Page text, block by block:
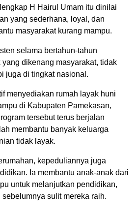
H Hairul Umam itu dinilai
yang sederhana, loyal, dan
masyarakat kurang mampu.
selama bertahun-tahun
dikenang masyarakat, tidak
juga di tingkat nasional.
menyediakan rumah layak huni
di Kabupaten Pamekasan,
tersebut terus berjalan
membantu banyak keluarga
tidak layak.
kepeduliannya juga
Ia membantu anak-anak dari
untuk melanjutkan pendidikan,
sulit mereka raih.